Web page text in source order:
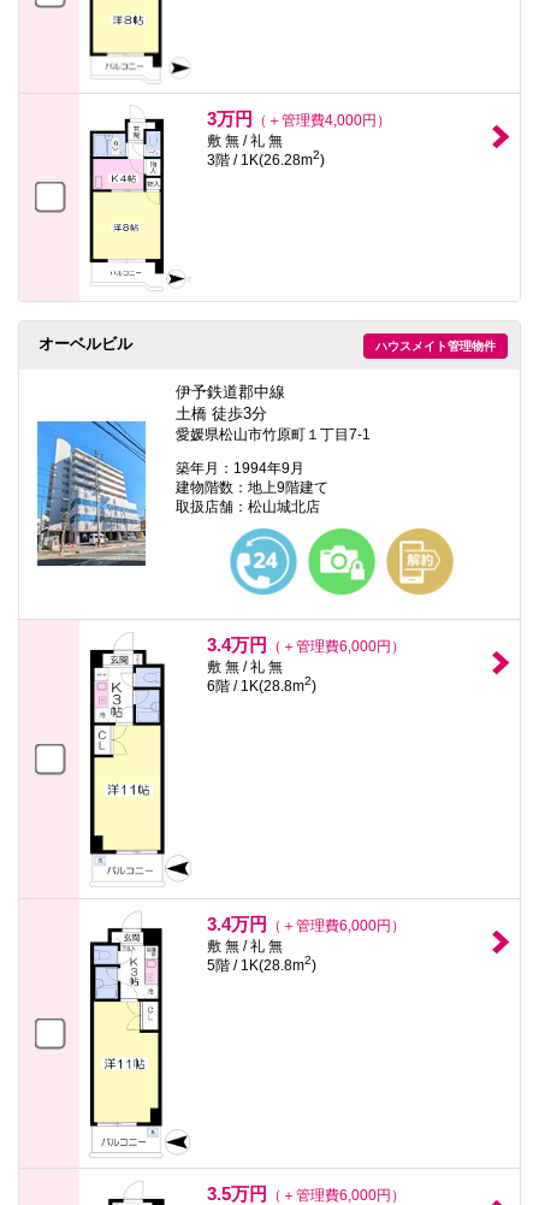
3万円
（＋管理費4,000円）
敷 無 / 礼 無
3階 / 1K(26.28m2)
ハウスメイト管理物件
オーベルビル
伊予鉄道郡中線
土橋 徒歩3分
愛媛県松山市竹原町１丁目7-1
築年月：1994年9月
建物階数：地上9階建て
取扱店舗：松山城北店
3.4万円
（＋管理費6,000円）
敷 無 / 礼 無
6階 / 1K(28.8m2)
3.4万円
（＋管理費6,000円）
敷 無 / 礼 無
5階 / 1K(28.8m2)
3.5万円
（＋管理費6,000円）